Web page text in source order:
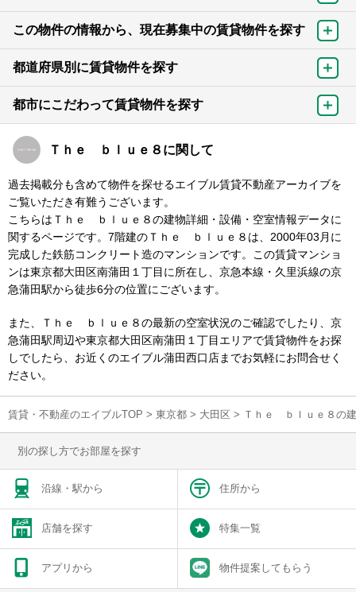
この物件の情報から、現在募集中の賃貸物件を探す
都道府県別に賃貸物件を探す
都市にこだわって賃貸物件を探す
Ｔｈｅ ｂｌｕｅ８に関して
過去掲載分も含めて物件を探せるエイブル賃貸不動産アーカイブを
ご覧いただき有難うございます。
こちらはＴｈｅ ｂｌｕｅ８の建物詳細・設備・空室情報データに
関するページです。7階建のＴｈｅ ｂｌｕｅ８は、2000年03月に
完成した鉄筋コンクリート造のマンションです。この賃貸マンショ
ンは東京都大田区南蒲田１丁目に所在し、京急本線・久里浜線の京
急蒲田駅から徒歩6分の位置にございます。
また、Ｔｈｅ ｂｌｕｅ８の最新の空室状況のご確認でしたり、京
急蒲田駅周辺や東京都大田区南蒲田１丁目エリアで賃貸物件をお探
しでしたら、お近くのエイブル蒲田西口店までお気軽にお問合せく
ださい。
賃貸・不動産のエイブルTOP > 東京都 > 大田区 > Ｔｈｅ ｂｌｕｅ８の
別の探し方でお部屋を探す
沿線・駅から 住所から
店舗を探す 特集一覧
アプリから 物件提案してもらう